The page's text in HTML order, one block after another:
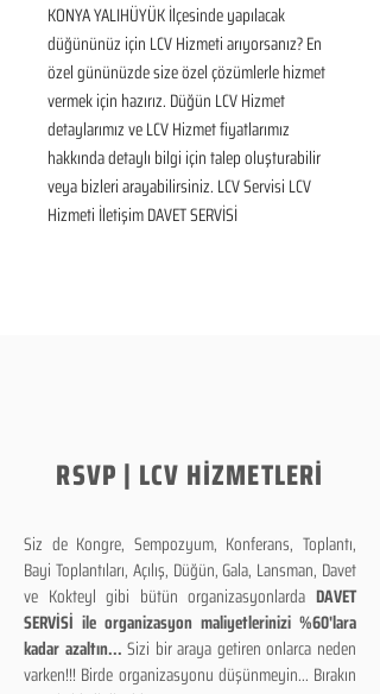
KONYA YALIHÜYÜK İlçesinde yapılacak
düğününüz için LCV Hizmeti arıyorsanız? En
özel gününüzde size özel çözümlerle hizmet
vermek için hazırız. Düğün LCV Hizmet
detaylarımız ve LCV Hizmet fiyatlarımız
hakkında detaylı bilgi için talep oluşturabilir
veya bizleri arayabilirsiniz. LCV Servisi LCV
Hizmeti İletişim DAVET SERVİSİ
RSVP | LCV HİZMETLERİ
Siz de Kongre, Sempozyum, Konferans, Toplantı,
Bayi Toplantıları, Açılış, Düğün, Gala, Lansman, Davet
ve Kokteyl gibi bütün organizasyonlarda DAVET
SERVİSİ ile organizasyon maliyetlerinizi %60'lara
kadar azaltın...Sizi bir araya getiren onlarca neden
varken!!! Birde organizasyonu düşünmeyin... Bırakın